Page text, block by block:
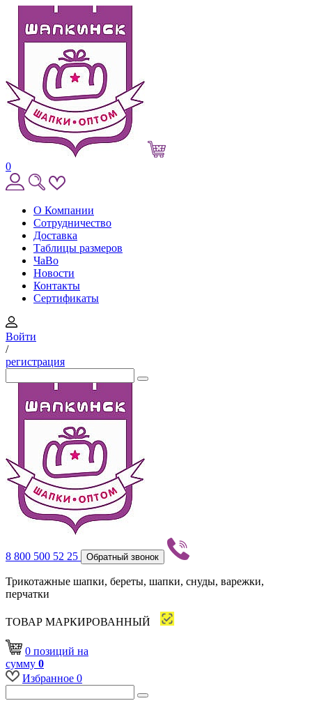
0
О Компании
Сотрудничество
Доставка
Таблицы размеров
ЧаВо
Новости
Контакты
Сертификаты
Войти
/
регистрация
8 800 500 52 25 Обратный звонок
Трикотажные шапки, береты, шапки, снуды, варежки,
перчатки
ТОВАР МАРКИРОВАННЫЙ
0 позиций на
сумму 0
Избранное 0